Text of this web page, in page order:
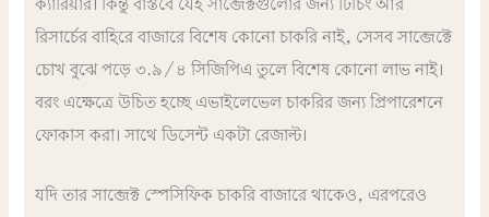
ক্যারিয়ার। কিন্তু বাস্তবে যেই সাব্জেক্টগুলোর জন্য টিচিং আর
রিসার্চের বাহিরে বাজারে বিশেষ কোনো চাকরি নাই, সেসব সাব্জেক্টে
চোখ বুঝে পড়ে ৩.৯/৪ সিজিপিএ তুলে বিশেষ কোনো লাভ নাই।
বরং এক্ষেত্রে উচিত হচ্ছে এভাইলেভেল চাকরির জন্য প্রিপারেশনে
ফোকাস করা। সাথে ডিসেন্ট একটা রেজাল্ট।
যদি তার সাব্জেক্ট স্পেসিফিক চাকরি বাজারে থাকেও, এরপরেও